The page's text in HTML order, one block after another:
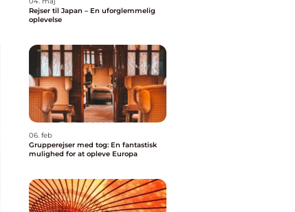
Rejser til Japan – En uforglemmelig
oplevelse
06. feb
Grupperejser med tog: En fantastisk
mulighed for at opleve Europa